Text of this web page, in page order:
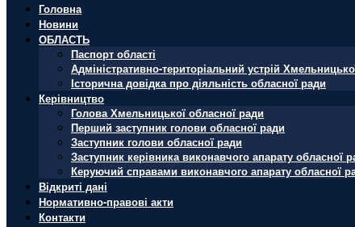
Головна
Новини
ОБЛАСТЬ
Паспорт області
Адміністративно-територіальний устрій
Історична довідка про діяльність обласної ради
Керівництво
Голова Хмельницької обласної ради
Перший заступник голови обласної ради
Заступник голови обласної ради
Заступник керівника виконавчого апарату обласної
Керуючий справами виконавчого апарату обласної
Відкриті дані
Нормативно-правові акти
Контакти